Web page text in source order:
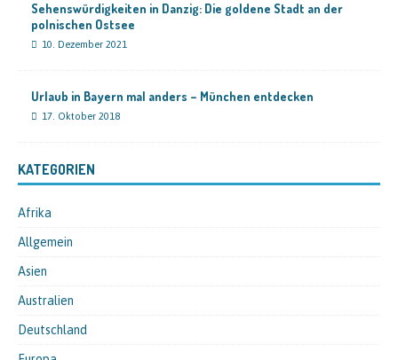
Sehenswürdigkeiten in Danzig: Die goldene Stadt an der
polnischen Ostsee
10. Dezember 2021
Urlaub in Bayern mal anders – München entdecken
17. Oktober 2018
KATEGORIEN
Afrika
Allgemein
Asien
Australien
Deutschland